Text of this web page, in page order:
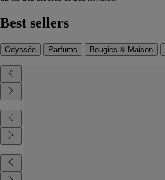
Best sellers
Odyssée Parfums Bougies & Maison